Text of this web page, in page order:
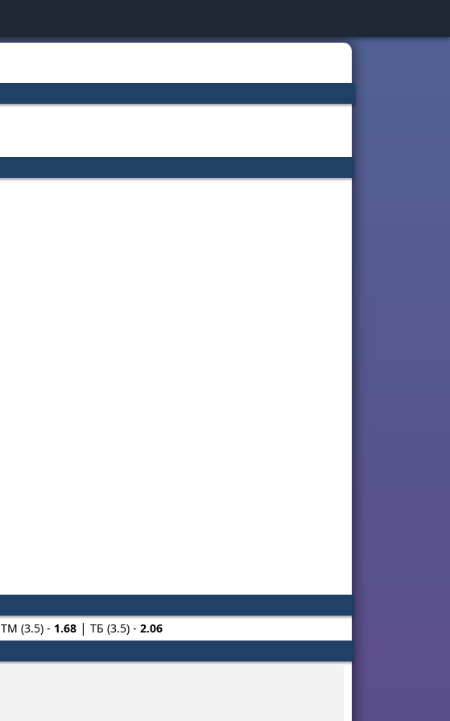
ТМ (3.5) - 1.68 ТБ (3.5) - 2.06